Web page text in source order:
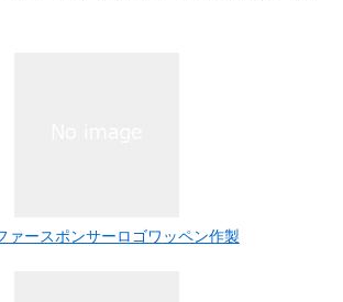
ァースポンサーロゴワッペン作製